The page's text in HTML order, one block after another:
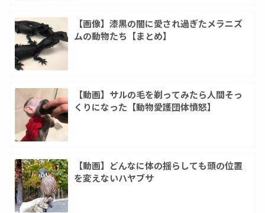
【画像】漆黒の闇に愛され過ぎたメラニズ
ムの動物たち【まとめ】
【動画】サルの毛を剃ってみたら人間そっ
くりになった【動物愛護団体憤怒】
【動画】どんなに体の揺らしても頭の位置
を変えないハヤブサ